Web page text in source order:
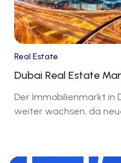
Real Estate
Dubai Real Estate
Der Immobilienmarkt in
weiter wachsen, da